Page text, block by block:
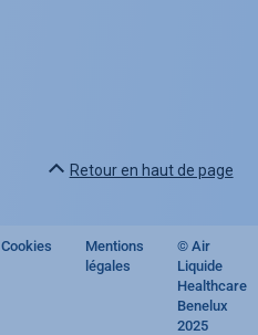
Retour en haut de page
Footer
Cookies
Mentions
légales
© Air
Liquide
Healthcare
Benelux
2025